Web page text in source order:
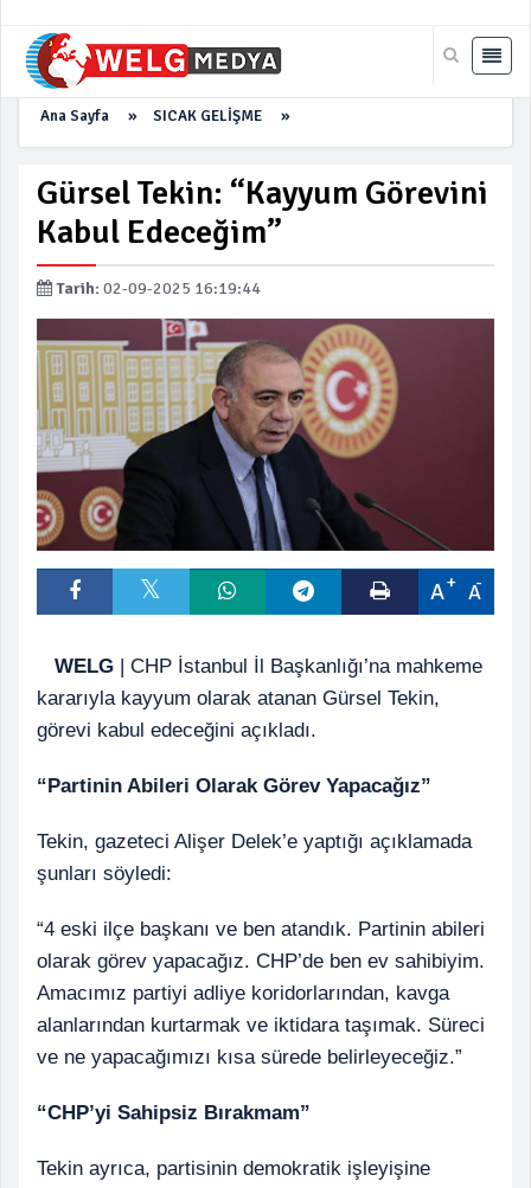
Ana Sayfa » SICAK GELİŞME »
Gürsel Tekin: “Kayyum Görevini
Kabul Edeceğim”
Tarih:02-09-2025 16:19:44
A A
WELG | CHP İstanbul İl Başkanlığı’na mahkeme
kararıyla kayyum olarak atanan Gürsel Tekin,
görevi kabul edeceğini açıkladı.
“Partinin Abileri Olarak Görev Yapacağız”
Tekin, gazeteci Alişer Delek’e yaptığı açıklamada
şunları söyledi:
“4 eski ilçe başkanı ve ben atandık. Partinin abileri
olarak görev yapacağız. CHP’de ben ev sahibiyim.
Amacımız partiyi adliye koridorlarından, kavga
alanlarından kurtarmak ve iktidara taşımak. Süreci
ve ne yapacağımızı kısa sürede belirleyeceğiz.”
“CHP’yi Sahipsiz Bırakmam”
Tekin ayrıca, partisinin demokratik işleyişine